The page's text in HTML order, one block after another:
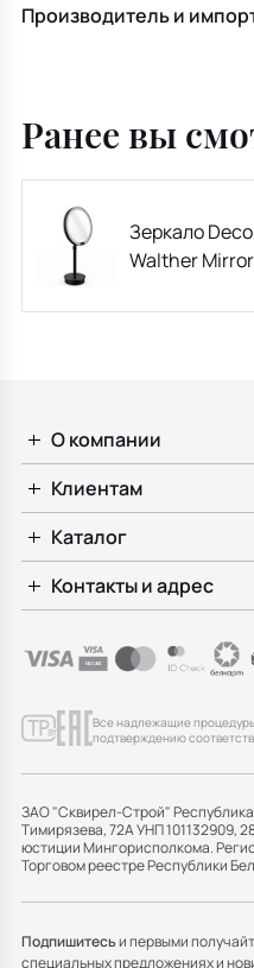
Производитель и
Ранее вы
Зеркало
Walther
черное
О компании
Клиентам
Каталог
Контакты и адрес
Все надлежащие
подтверждению
ЗАО "Сквирел-Строй" Республика
Тимирязева, 72А УНП 101132909,
юстиции Мингорисполкома.
Торговом реестре Республики
Подпишитесьи первыми
специальных предложениях и